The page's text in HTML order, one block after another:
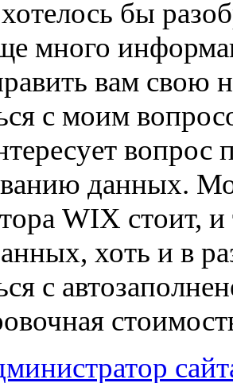
бы
много
вам свою
с моим
вопрос
данных.
WIX стоит,
хоть и в
с